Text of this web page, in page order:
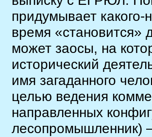
придумывает
время «становится»
может заосы, на
исторический
имя загаданного
целью ведения
направленных
лесопромышленник)